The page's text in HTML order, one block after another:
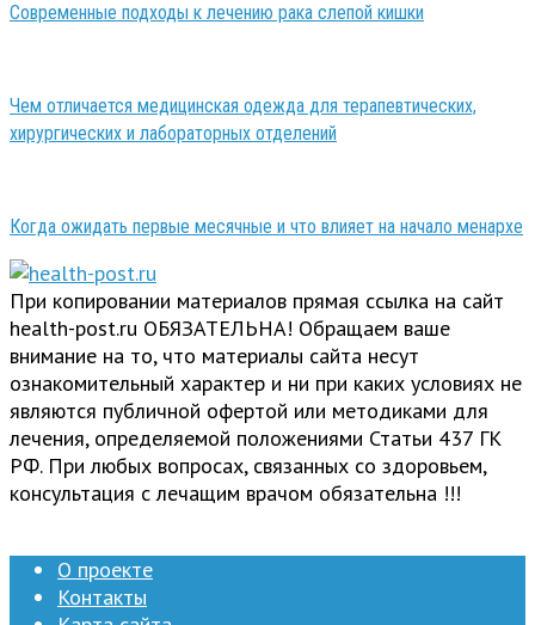
Современные подходы к лечению рака слепой кишки
Чем отличается медицинская одежда для терапевтических,
хирургических и лабораторных отделений
Когда ожидать первые месячные и что влияет на начало менархе
При копировании материалов прямая ссылка на сайт
health-post.ru ОБЯЗАТЕЛЬНА! Обращаем ваше
внимание на то, что материалы сайта несут
ознакомительный характер и ни при каких условиях не
являются публичной офертой или методиками для
лечения, определяемой положениями Статьи 437 ГК
РФ. При любых вопросах, связанных со здоровьем,
консультация с лечащим врачом обязательна !!!
О проекте
Контакты